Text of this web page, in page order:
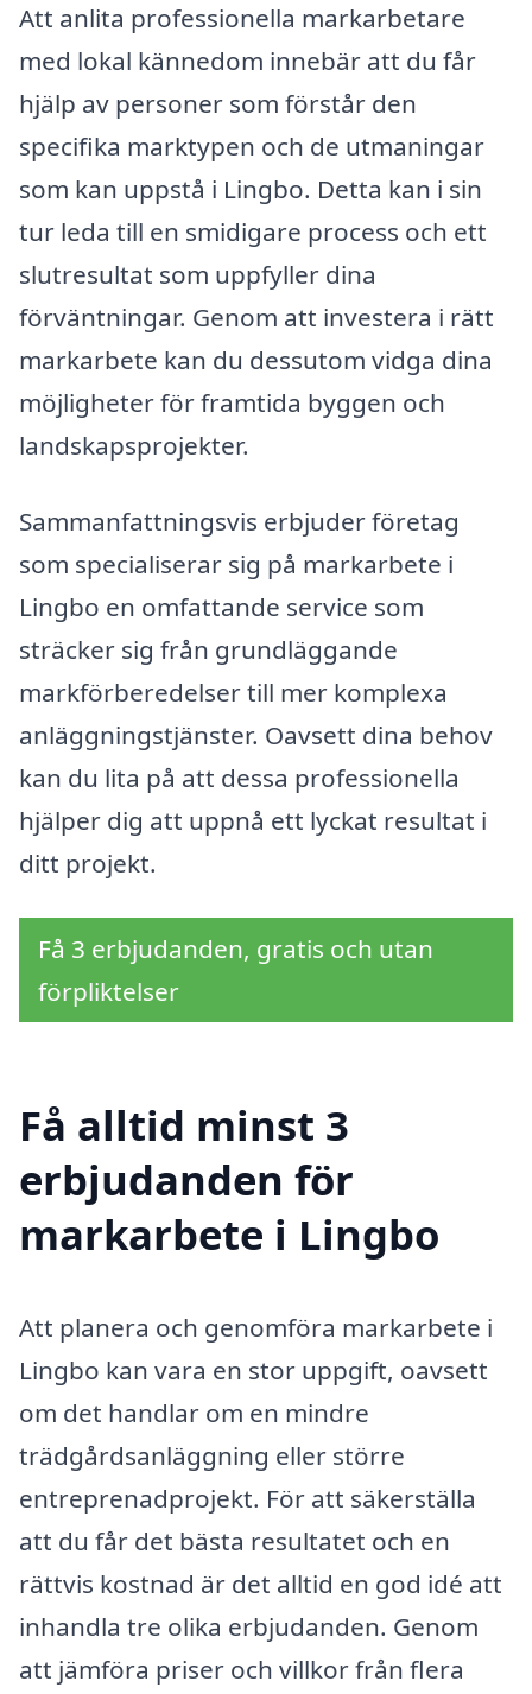
Att anlita professionella markarbetare
med lokal kännedom innebär att du får
hjälp av personer som förstår den
specifika marktypen och de utmaningar
som kan uppstå i Lingbo. Detta kan i sin
tur leda till en smidigare process och ett
slutresultat som uppfyller dina
förväntningar. Genom att investera i rätt
markarbete kan du dessutom vidga dina
möjligheter för framtida byggen och
landskapsprojekter.
Sammanfattningsvis erbjuder företag
som specialiserar sig på markarbete i
Lingbo en omfattande service som
sträcker sig från grundläggande
markförberedelser till mer komplexa
anläggningstjänster. Oavsett dina behov
kan du lita på att dessa professionella
hjälper dig att uppnå ett lyckat resultat i
ditt projekt.
Få 3 erbjudanden, gratis och utan
förpliktelser
Få alltid minst 3
erbjudanden för
markarbete i Lingbo
Att planera och genomföra markarbete i
Lingbo kan vara en stor uppgift, oavsett
om det handlar om en mindre
trädgårdsanläggning eller större
entreprenadprojekt. För att säkerställa
att du får det bästa resultatet och en
rättvis kostnad är det alltid en god idé att
inhandla tre olika erbjudanden. Genom
att jämföra priser och villkor från flera